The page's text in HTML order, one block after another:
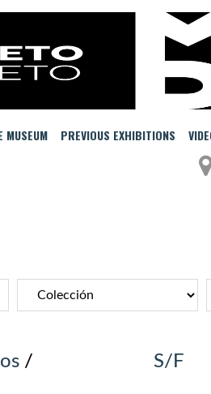
MUSEUM PREVIOUS EXHIBITIONS
/ S/F